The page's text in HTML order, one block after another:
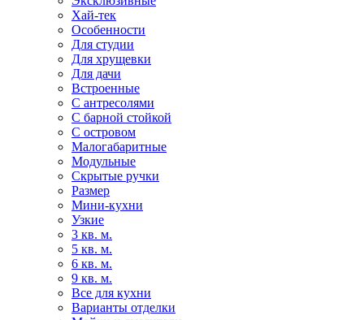
Хай-тек
Особенности
Для студии
Для хрущевки
Для дачи
Встроенные
С антресолями
С барной стойкой
С островом
Малогабаритные
Модульные
Скрытые ручки
Размер
Мини-кухни
Узкие
3 кв. м.
5 кв. м.
6 кв. м.
9 кв. м.
Все для кухни
Варианты отделки